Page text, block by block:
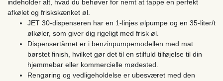
indeholder alt, hvad du behøver for nemt at tappe en perfekt
afkølet og friskskænket øl.
JET 30-dispenseren har en 1-linjes ølpumpe og en 35-liter/t
ølkøler, som giver dig rigeligt med frisk øl.
Dispensertårnet er i benzinpumpemodellen med mat
børstet finish, hvilket gør det til en stilfuld tilføjelse til din
hjemmebar eller kommercielle mødested.
Rengøring og vedligeholdelse er ubesværet med den